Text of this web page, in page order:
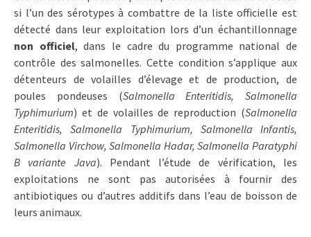
si l’un des sérotypes à combattre de la liste officielle est
détecté dans leur exploitation lors d’un échantillonnage
non officiel, dans le cadre du programme national de
contrôle des salmonelles. Cette condition s’applique aux
détenteurs de volailles d’élevage et de production, de
poules pondeuses (Salmonella Enteritidis, Salmonella
Typhimurium) et de volailles de reproduction (Salmonella
Enteritidis, Salmonella Typhimurium, Salmonella Infantis,
Salmonella Virchow, Salmonella Hadar, Salmonella Paratyphi
B variante Java). Pendant l’étude de vérification, les
exploitations ne sont pas autorisées à fournir des
antibiotiques ou d’autres additifs dans l’eau de boisson de
leurs animaux.